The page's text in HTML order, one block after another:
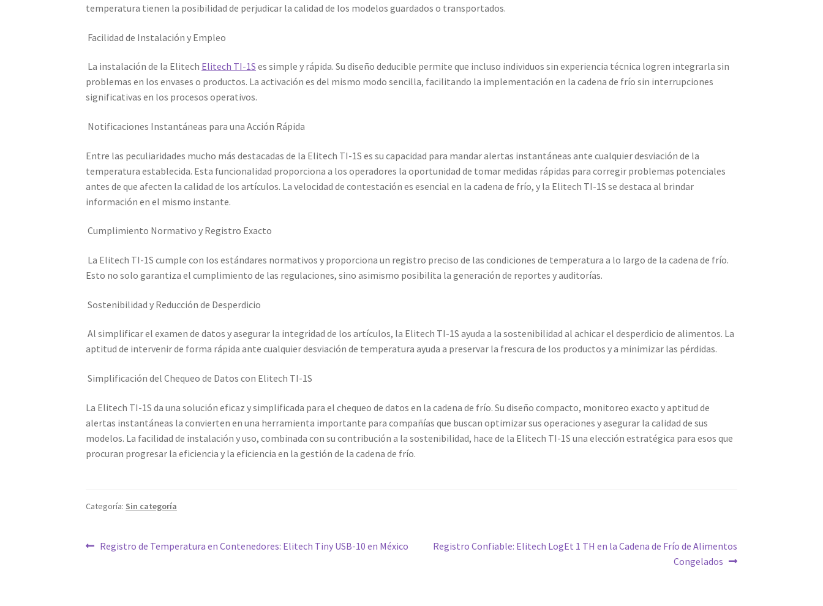
temperatura tienen la posibilidad de perjudicar la calidad de los modelos guardados o transportados.
Facilidad de Instalación y Empleo
La instalación de la Elitech Elitech TI-1S es simple y rápida. Su diseño deducible permite que incluso individuos sin experiencia técnica logren integrarla sin
problemas en los envases o productos. La activación es del mismo modo sencilla, facilitando la implementación en la cadena de frío sin interrupciones
significativas en los procesos operativos.
Notificaciones Instantáneas para una Acción Rápida
Entre las peculiaridades mucho más destacadas de la Elitech TI-1S es su capacidad para mandar alertas instantáneas ante cualquier desviación de la
temperatura establecida. Esta funcionalidad proporciona a los operadores la oportunidad de tomar medidas rápidas para corregir problemas potenciales
antes de que afecten la calidad de los artículos. La velocidad de contestación es esencial en la cadena de frío, y la Elitech TI-1S se destaca al brindar
información en el mismo instante.
Cumplimiento Normativo y Registro Exacto
La Elitech TI-1S cumple con los estándares normativos y proporciona un registro preciso de las condiciones de temperatura a lo largo de la cadena de frío.
Esto no solo garantiza el cumplimiento de las regulaciones, sino asimismo posibilita la generación de reportes y auditorías.
Sostenibilidad y Reducción de Desperdicio
Al simplificar el examen de datos y asegurar la integridad de los artículos, la Elitech TI-1S ayuda a la sostenibilidad al achicar el desperdicio de alimentos. La
aptitud de intervenir de forma rápida ante cualquier desviación de temperatura ayuda a preservar la frescura de los productos y a minimizar las pérdidas.
Simplificación del Chequeo de Datos con Elitech TI-1S
La Elitech TI-1S da una solución eficaz y simplificada para el chequeo de datos en la cadena de frío. Su diseño compacto, monitoreo exacto y aptitud de
alertas instantáneas la convierten en una herramienta importante para compañías que buscan optimizar sus operaciones y asegurar la calidad de sus
modelos. La facilidad de instalación y uso, combinada con su contribución a la sostenibilidad, hace de la Elitech TI-1S una elección estratégica para esos que
procuran progresar la eficiencia y la eficiencia en la gestión de la cadena de frío.
Categoría: Sin categoría
Navegación
Entrada
Registro de Temperatura en Contenedores: Elitech Tiny USB-10 en México
Siguiente
Registro Confiable: Elitech LogEt 1 TH en la Cadena de Frío de Alimentos
Congelados